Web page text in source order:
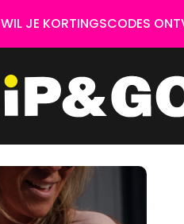
WIL JE KORTINGSCODES